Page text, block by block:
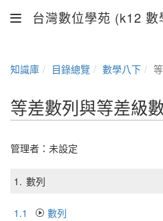
台灣數位學苑 (k12 數
知識庫 目錄總覽 數學八下
等差數列與等差級
管理者：未設定
1. 數列
1.1
數列